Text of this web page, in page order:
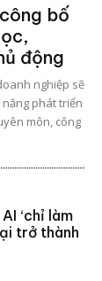
bố
động
nghiệp sẽ
phát triển
môn, công
‘chỉ làm
trở thành